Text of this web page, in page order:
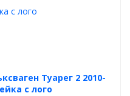
Туарег 2 2010-
с лого